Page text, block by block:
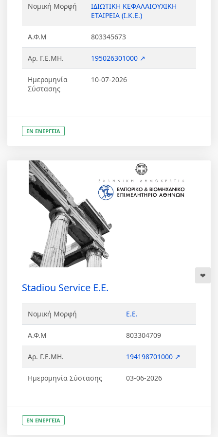
Νομική Μορφή
ΙΔΙΩΤΙΚΗ ΚΕΦΑΛΑΙΟΥΧΙΚΗ
ΕΤΑΙΡΕΙΑ (Ι.Κ.Ε.)
Α.Φ.Μ 803345673
Αρ. Γ.Ε.ΜΗ. 195026301000 ↗
Ημερομηνία
Σύστασης
10-07-2026
ΕΝ ΕΝΕΡΓΕΙΑ
Stadiou Service Ε.Ε.
Νομική Μορφή Ε.Ε.
Α.Φ.Μ 803304709
Αρ. Γ.Ε.ΜΗ. 194198701000 ↗
Ημερομηνία Σύστασης 03-06-2026
ΕΝ ΕΝΕΡΓΕΙΑ